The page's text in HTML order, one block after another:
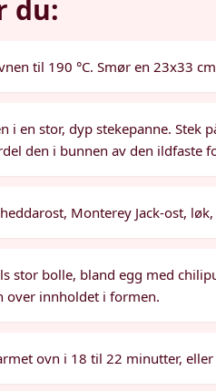
du:
til 190 °C. Smør en 23x33
i en stor, dyp stekepanne.
den i bunnen av den ildfaste
Monterey Jack-ost,
stor bolle, bland egg med
over innholdet i formen.
ovn i 18 til 22 minutter,